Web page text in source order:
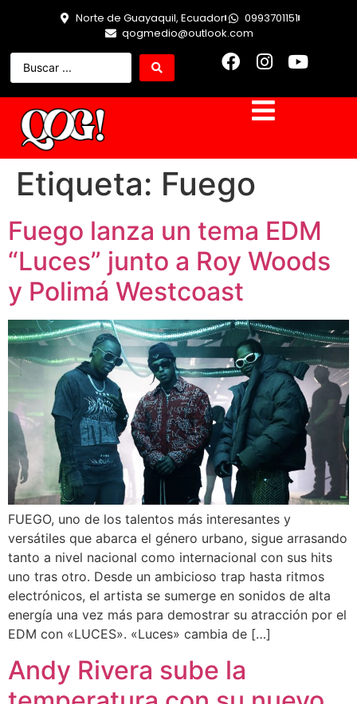
Norte de Guayaquil, Ecuador
0993701151
qogmedio@outlook.com
Etiqueta: Fuego
Fuego lanza un tema EDM
“Luces” junto a Roy Woods
y Polimá Westcoast
FUEGO, uno de los talentos más interesantes y
versátiles que abarca el género urbano, sigue arrasando
tanto a nivel nacional como internacional con sus hits
uno tras otro. Desde un ambicioso trap hasta ritmos
electrónicos, el artista se sumerge en sonidos de alta
energía una vez más para demostrar su atracción por el
EDM con «LUCES». «Luces» cambia de […]
Andy Rivera sube la